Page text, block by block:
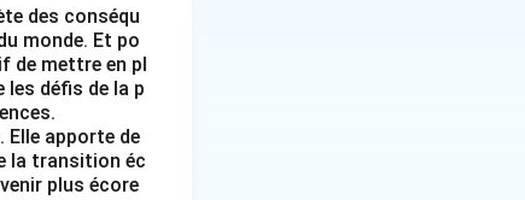
et
héritée de
des conséqu
monde. Et po
de mettre en pl
les défis de la p
Elle apporte de
la transition éc
plus écore